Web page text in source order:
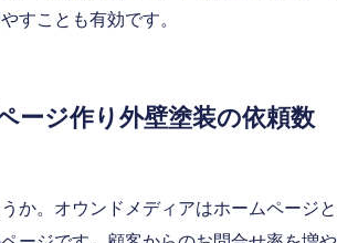
すことも有効です。
ージ作り外壁塗装の依頼数
か。オウンドメディアはホームページと